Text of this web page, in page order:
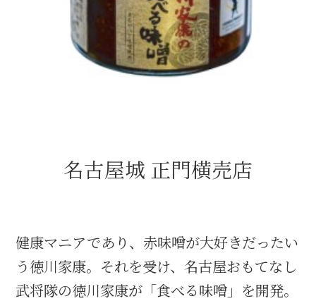
織田信長と名古屋の関係
信長関連 史跡 一覧
家康関連 史跡 一覧
家康グルメ・土産 一覧
名古屋城 正門横売店
健康マニアであり、赤味噌が大好きだったい
う徳川家康。それを受け、名古屋おもてなし
武将隊の徳川家康が「食べる味噌」を開発。